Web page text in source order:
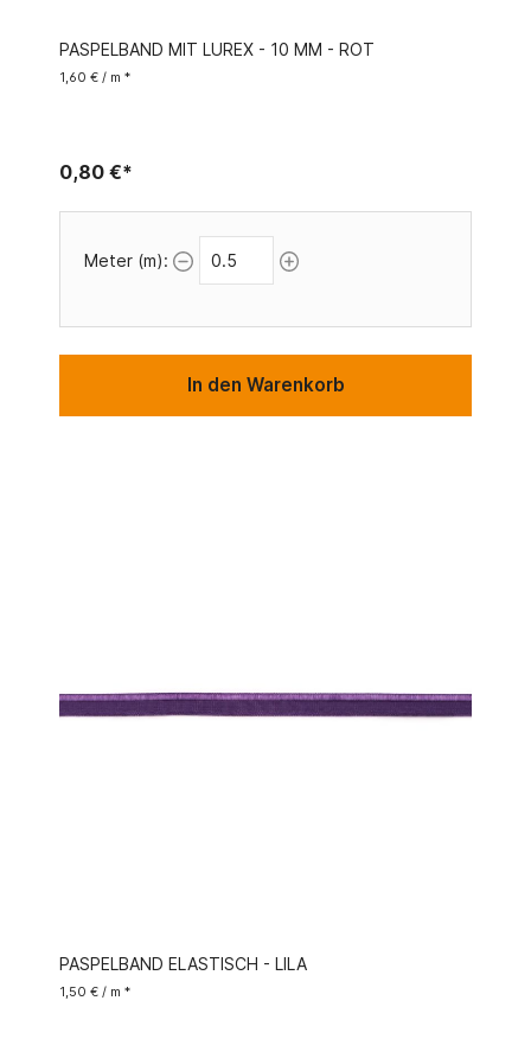
PASPELBAND MIT LUREX - 10 MM - ROT
1,60 € / m *
0,80 €*
Meter (m):
In den Warenkorb
PASPELBAND ELASTISCH - LILA
1,50 € / m *